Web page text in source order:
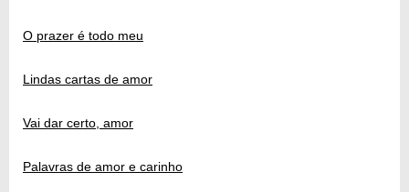
O prazer é todo meu
Lindas cartas de amor
Vai dar certo, amor
Palavras de amor e carinho